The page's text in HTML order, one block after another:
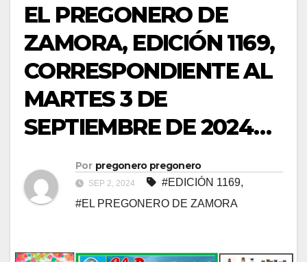
EL PREGONERO DE
ZAMORA, EDICIÓN 1169,
CORRESPONDIENTE AL
MARTES 3 DE
SEPTIEMBRE DE 2024…
Por pregonero pregonero
SEP 2, 2024 #EDICIÓN 1169,
#EL PREGONERO DE ZAMORA